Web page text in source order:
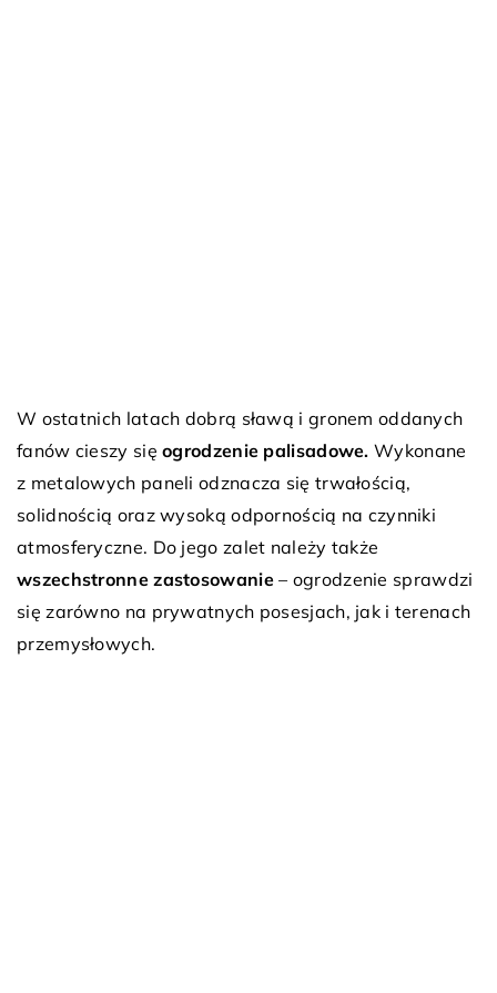
W ostatnich latach dobrą sławą i gronem oddanych
fanów cieszy sięogrodzenie palisadowe. Wykonane
z metalowych paneli odznacza się trwałością,
solidnością oraz wysoką odpornością na czynniki
atmosferyczne. Do jego zalet należy także
wszechstronne zastosowanie– ogrodzenie sprawdzi
się zarówno na prywatnych posesjach, jak i terenach
przemysłowych.